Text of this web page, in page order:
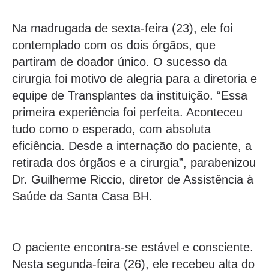
Na madrugada de sexta-feira (23), ele foi
contemplado com os dois órgãos, que
partiram de doador único. O sucesso da
cirurgia foi motivo de alegria para a diretoria e
equipe de Transplantes da instituição. “Essa
primeira experiência foi perfeita. Aconteceu
tudo como o esperado, com absoluta
eficiência. Desde a internação do paciente, a
retirada dos órgãos e a cirurgia”, parabenizou
Dr. Guilherme Riccio, diretor de Assistência à
Saúde da Santa Casa BH.
O paciente encontra-se estável e consciente.
Nesta segunda-feira (26), ele recebeu alta do